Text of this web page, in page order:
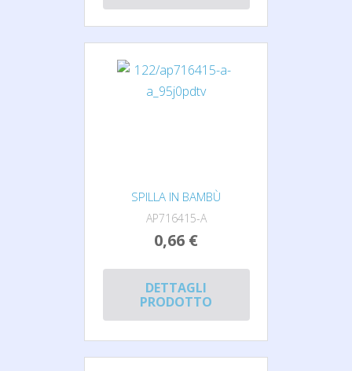
SPILLA IN BAMBÙ
AP716415-A
0,66 €
DETTAGLI
PRODOTTO